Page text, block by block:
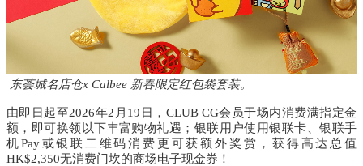
东荟城名店仓x Calbee 新春限定红包袋套装。
由即日起至2026年2 月 19 日， CLUB CG会员于场内消费满指定金
额，即可换领以下丰富购物礼遇；银联用户使用银联卡、银联手
机Pay或银联二维码消费更可获额外奖赏，获得高达总值
HK$2,350无消费门坎的商场电子现金券！